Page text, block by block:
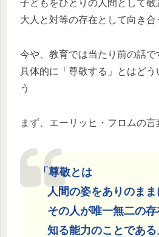
子どもをひとりの人間として敬
大人と対等の存在として向き合
今や、教育では当たり前の話で
具体的に「尊敬する」とはどう
う
まず、エーリッヒ・フロムの
「尊敬とは
人間の姿をありのま
その人が唯一無二の
知る能力のことである